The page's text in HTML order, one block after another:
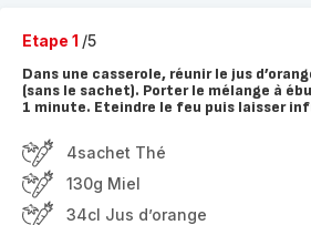
Etape 1 /5
Dans une casserole, réunir le jus
(sans le sachet). Porter le mélange à
1 minute. Eteindre le feu puis laisser
4sachet Thé
130g Miel
34cl Jus d’orange